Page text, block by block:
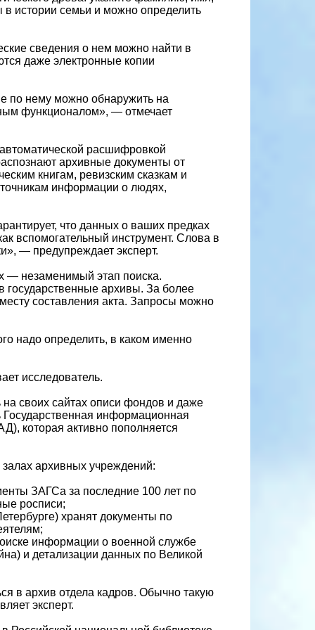
в истории семьи и можно определить
сведения о нем можно найти в
даже электронные копии
по нему можно обнаружить на
функционалом», — отмечает
расшифровкой
архивные документы от
книгам, ревизским сказкам и
информации о людях,
что данных о ваших предках
вспомогательный инструмент. Слова в
— предупреждает эксперт.
— незаменимый этап поиска.
государственные архивы. За более
составления акта. Запросы можно
надо определить, в каком именно
исследователь.
своих сайтах описи фондов и даже
информационная
которая активно пополняется
архивных учреждений:
ЗАГСа за последние 100 лет по
росписи;
хранят документы по
информации о военной службе
и детализации данных по Великой
в архив отдела кадров. Обычно такую
эксперт.